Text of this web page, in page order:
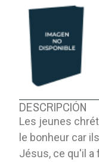
DESCRIPCIÓN
Les jeunes
le bonheur car
Jésus, ce qu'il a